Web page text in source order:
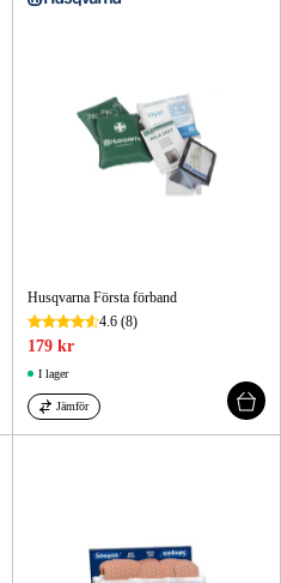
Husqvarna Första förband
4.6 (8)
179 kr
I lager
Jämför